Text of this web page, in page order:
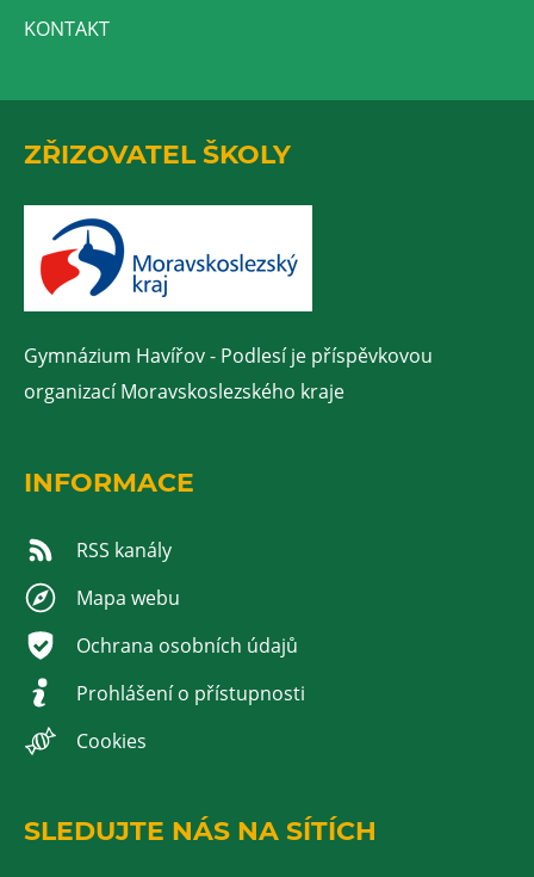
KONTAKT
ZŘIZOVATEL ŠKOLY
Gymnázium Havířov - Podlesí je příspěvkovou
organizací Moravskoslezského kraje
INFORMACE
RSS kanály
Mapa webu
Ochrana osobních údajů
Prohlášení o přístupnosti
Cookies
SLEDUJTE NÁS NA SÍTÍCH